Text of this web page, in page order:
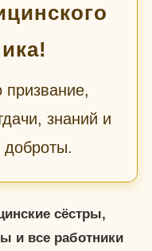
знаний и
доброты.
сёстры,
и все работники